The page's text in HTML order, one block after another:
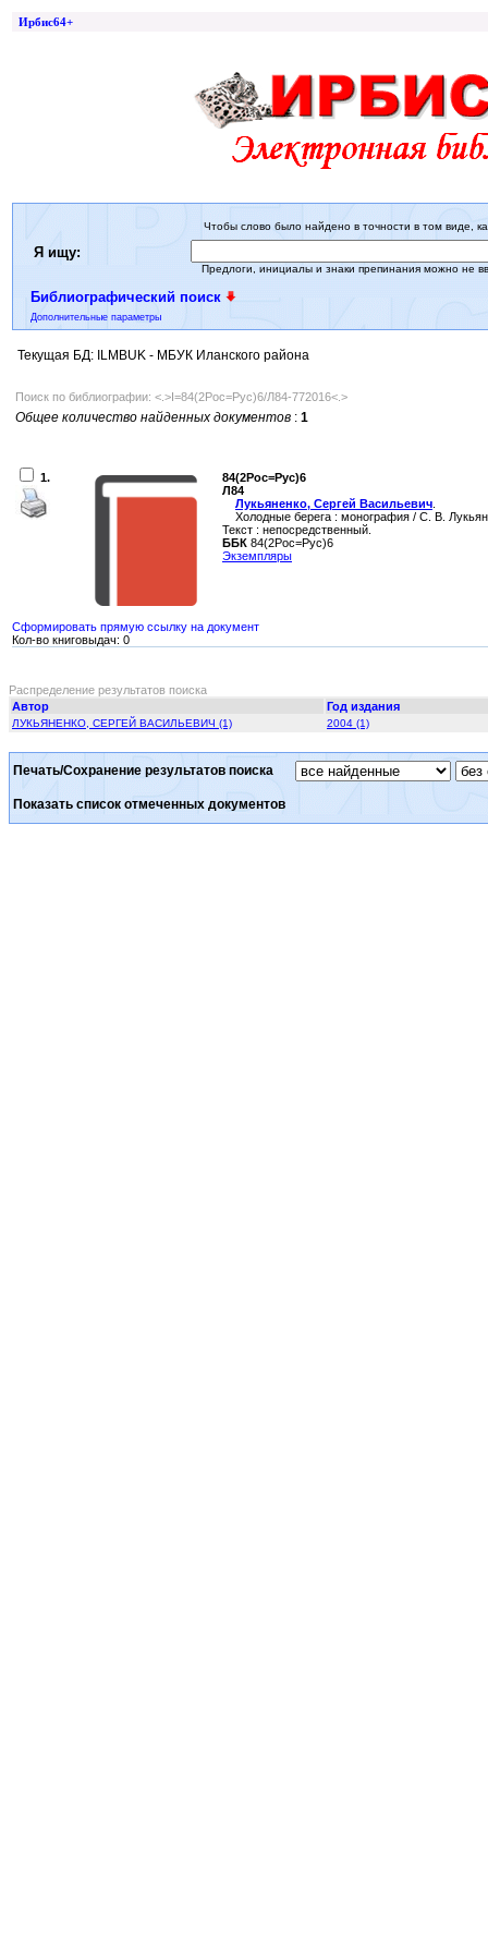
Ирбис64+
Я ищу:
Чтобы слово было найдено в точности в том виде,
Предлоги, инициалы и знаки препинания можно не
Библиографический поиск
Дополнительные параметры
Текущая БД: ILMBUK - МБУК Иланского района
Поиск по библиографии: <.>I=84(2Рос=Рус)6/Л84-772016<.>
Общее количество найденных документов : 1
1.
84(2Рос=Рус)6
Л84
Лукьяненко, Сергей Васильевич
Холодные берега : монография / С. В.
Текст : непосредственный.
ББК 84(2Рос=Рус)6
Экземпляры
Сформировать прямую ссылку на документ
Кол-во книговыдач: 0
Распределение результатов поиска
Автор
Год издания
ЛУКЬЯНЕНКО, СЕРГЕЙ ВАСИЛЬЕВИЧ (1) 2004 (1)
Печать/Сохранение результатов поиска
Показать список отмеченных документов